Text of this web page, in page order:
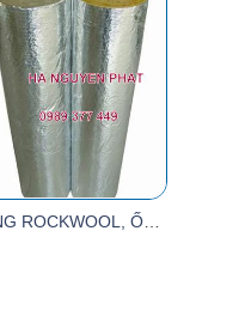
ỐNG ROCKWOOL, ỐNG CÁCH NHIỆT